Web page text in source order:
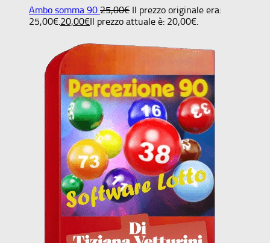
Ambo somma 90 25,00€ Il prezzo originale era:
25,00€.20,00€Il prezzo attuale è: 20,00€.